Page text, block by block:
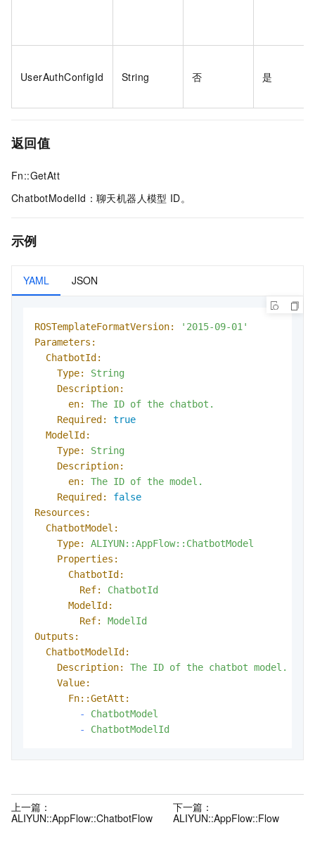
UserAuthConfigId String 否 是
返回值
Fn::GetAtt
ChatbotModelId：聊天机器人模型 ID。
示例
YAML JSON
ROSTemplateFormatVersion:
'2015-09-01'
Parameters:
ChatbotId:
Type:
String
Description:
en:
The ID of the chatbot.
Required:
true
ModelId:
Type:
String
Description:
en:
The ID of the model.
Required:
false
Resources:
ChatbotModel:
Type:
ALIYUN::AppFlow::ChatbotModel
Properties:
ChatbotId:
Ref:
ChatbotId
ModelId:
Ref:
ModelId
Outputs:
ChatbotModelId:
Description:
The ID of the chatbot model.
Value:
Fn::GetAtt:
-
ChatbotModel
-
ChatbotModelId
上一篇：
ALIYUN::AppFlow::ChatbotFlow
下一篇：
ALIYUN::AppFlow::Flow